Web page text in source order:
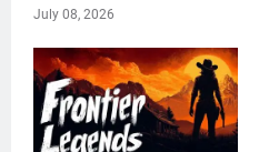
July 08, 2026